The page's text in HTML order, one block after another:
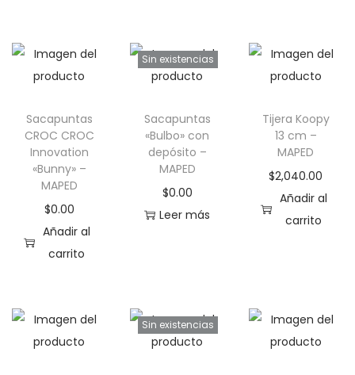
Sacapuntas
CROC CROC
Innovation
«Bunny» –
MAPED
$0.00
Añadir al
carrito
Sin existencias
Sacapuntas
«Bulbo» con
depósito –
MAPED
$0.00
Leer más
Tijera Koopy
13 cm –
MAPED
$2,040.00
Añadir al
carrito
Sin existencias